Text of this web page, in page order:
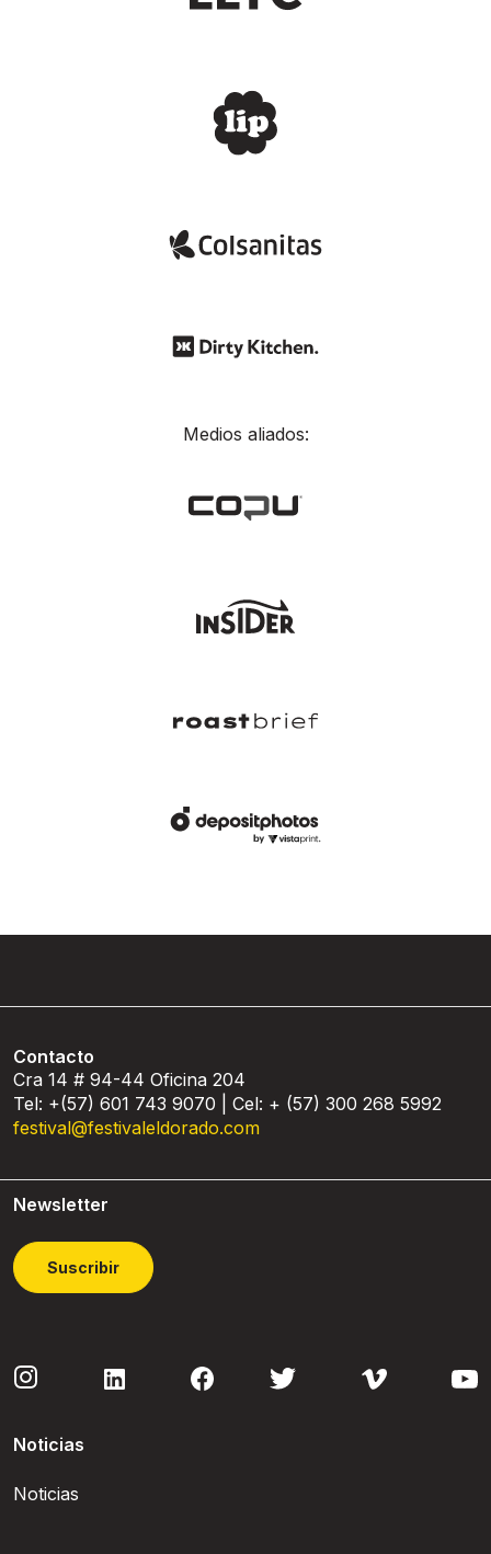
Medios aliados:
Contacto
Cra 14 # 94-44 Oficina 204
Tel: +(57) 601 743 9070 | Cel: + (57) 300 268 5992
festival@festivaleldorado.com
Newsletter
Suscribir
Noticias
Noticias